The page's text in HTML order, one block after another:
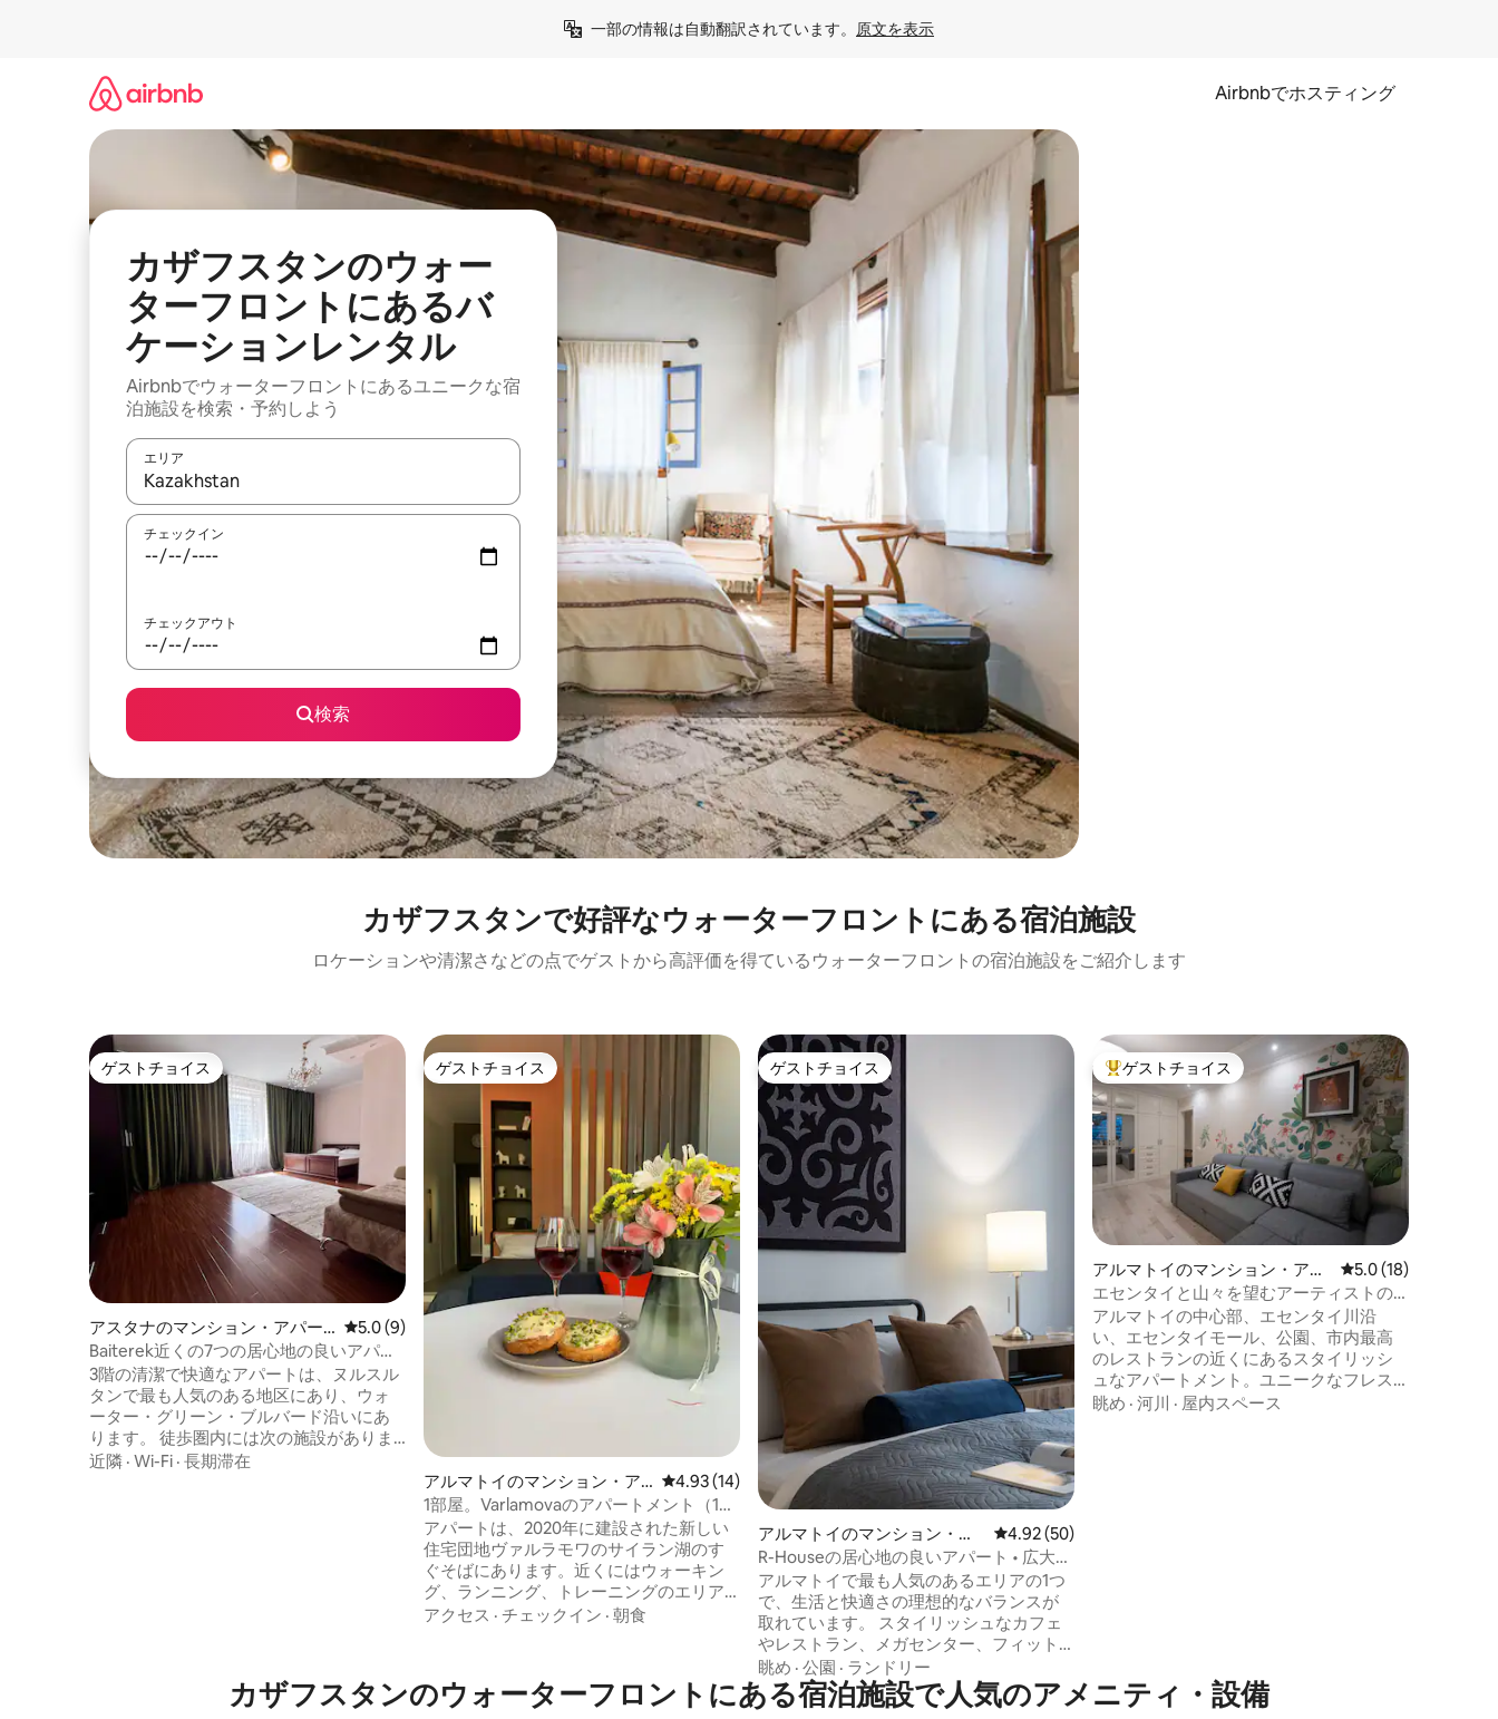
一部の情報は自動翻訳されています。 原文を表示
Airbnbでホスティング
カザフスタンのウォー
ターフロントにあるバ
ケーションレンタル
Airbnbでウォーターフロントにあるユニークな宿
泊施設を検索・予約しよう
エリア
検索結果が表示されたら、上下の矢印キーを使って移動するか、画面をタッチまたはスワイプして検索結果を確認することができます。
チェックイン
チェックアウト
検索
カザフスタンで好評なウォーターフロントにある宿泊施設
ロケーションや清潔さなどの点でゲストから高評価を得ているウォーターフロントの宿泊施設をご紹介します
ゲストチョイス
ゲストチョイス
アスタナのマンション・アパー
ト
レビュー9件、5つ星中5.0つ星の平均評価
5.0 (9)
Baiterek近くの7つの居心地の良いアパー
ト（ 1 ～ 4名様用）
3階の清潔で快適なアパートは、ヌルスル
タンで最も人気のある地区にあり、ウォ
ーター・グリーン・ブルバード沿いにあ
ります。 徒歩圏内には次の施設がありま
す。 - 閣僚官邸 - バイテレック - Keruenシ
近隣 · Wi-Fi · 長期滞在
ゲストチョイス
ゲストチョイス
アルマトイのマンション・ア
パート
レビュー14件、5つ星中4.93つ星の平均評価
4.93 (14)
1部屋。Varlamovaのアパートメント（1ペ
ージ）
アパートは、2020年に建設された新しい
住宅団地ヴァルラモワのサイラン湖のす
ぐそばにあります。近くにはウォーキン
グ、ランニング、トレーニングのエリア
があります。モスクワショッピングセン
グセンターまで12分。 アパートには、快
適な滞在に必要なものがすべて揃ってい
アクセス · チェックイン · 朝食
ゲストチョイス
ゲストチョイス
アルマトイのマンション・ア
パート
レビュー50件、5つ星中4.92つ星の平均評価
4.92 (50)
R-Houseの居心地の良いアパート • 広大な
エリア • 山の眺め
アルマトイで最も人気のあるエリアの1つ
で、生活と快適さの理想的なバランスが
取れています。 スタイリッシュなカフェ
やレストラン、メガセンター、フィット
ネスクラブ、スパ、コワーキングスペー
ス、24時間営業のショップなど、必要な
ものはすべて近くに揃っています。交通
眺め · 公園 · ランドリー
大好評のゲストチョイスです。
ゲストチョイス
アルマトイのマンション・アパ
ート
レビュー18件、5つ
5.0 (18)
エセンタイと山々を望むアーティストの
アパート
アルマトイの中心部、エセンタイ川沿
い、エセンタイモール、公園、市内最高
のレストランの近くにあるスタイリッシ
ュなアパートメント。ユニークなフレス
コ画、居心地の良い暖炉、デザイナーに
眺め · 河川 · 屋内スペース
カザフスタンのウォーターフロントにある宿泊施設で人気のアメニティ・設備